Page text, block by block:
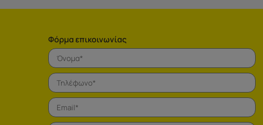
Φόρμα επικοινωνίας